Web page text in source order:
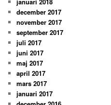
december 2017
november 2017
september 2017
juli 2017
juni 2017
maj 2017
april 2017
mars 2017
januari 2017